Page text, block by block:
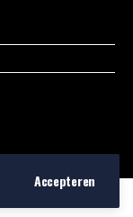
Accepteren